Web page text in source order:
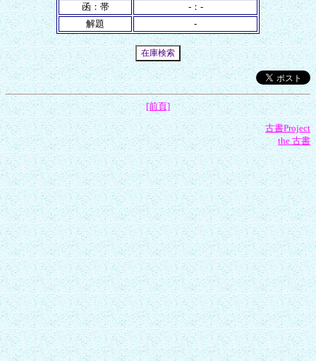
函：帯
-：-
解題
-
[前頁]
古書Project
the 古書